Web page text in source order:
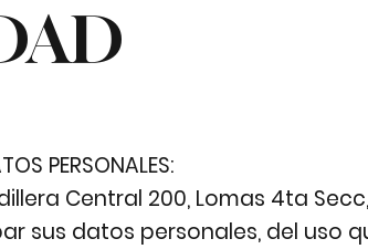
PERSONALES:
Central 200, Lomas 4ta Secc,
sus datos personales, del uso